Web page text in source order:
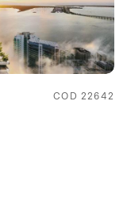
COD 22642